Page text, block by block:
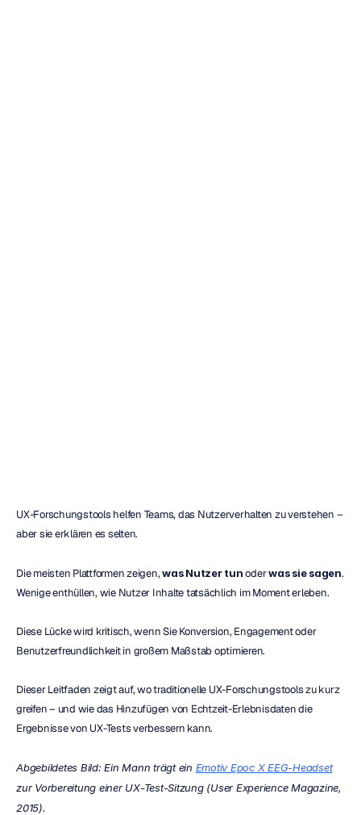
UX-Forschungstools helfen Teams, das Nutzerverhalten zu verstehen –
aber sie erklären es selten.
Die meisten Plattformen zeigen, was Nutzer tun oder was sie sagen.
Wenige enthüllen, wie Nutzer Inhalte tatsächlich im Moment erleben.
Diese Lücke wird kritisch, wenn Sie Konversion, Engagement oder
Benutzerfreundlichkeit in großem Maßstab optimieren.
Dieser Leitfaden zeigt auf, wo traditionelle UX-Forschungstools zu kurz
greifen – und wie das Hinzufügen von Echtzeit-Erlebnisdaten die
Ergebnisse von UX-Tests verbessern kann.
Abgebildetes Bild: Ein Mann trägt ein Emotiv Epoc X EEG-Headset
zur Vorbereitung einer UX-Test-Sitzung (User Experience Magazine,
2015).